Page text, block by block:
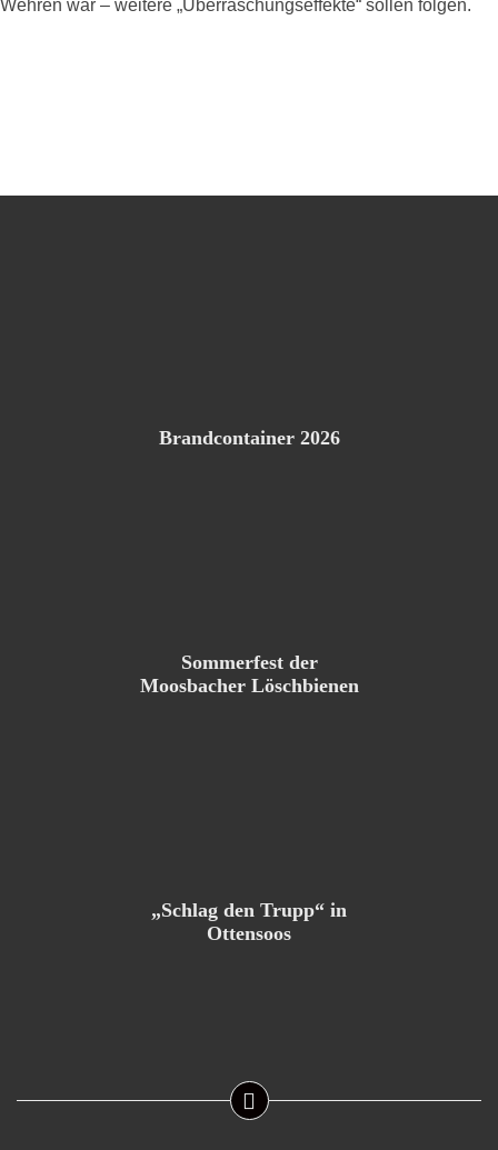
Wehren war – weitere „Überraschungseffekte“ sollen folgen.
Brandcontainer 2026
Sommerfest der
Moosbacher Löschbienen
„Schlag den Trupp“ in
Ottensoos